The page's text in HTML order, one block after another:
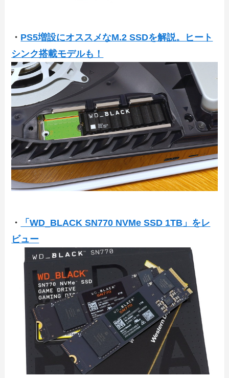
・ PS5増設にオススメなM.2 SSDを解説。ヒート
シンク搭載モデルも！
・
「WD_BLACK SN770 NVMe SSD 1TB」をレ
ビュー